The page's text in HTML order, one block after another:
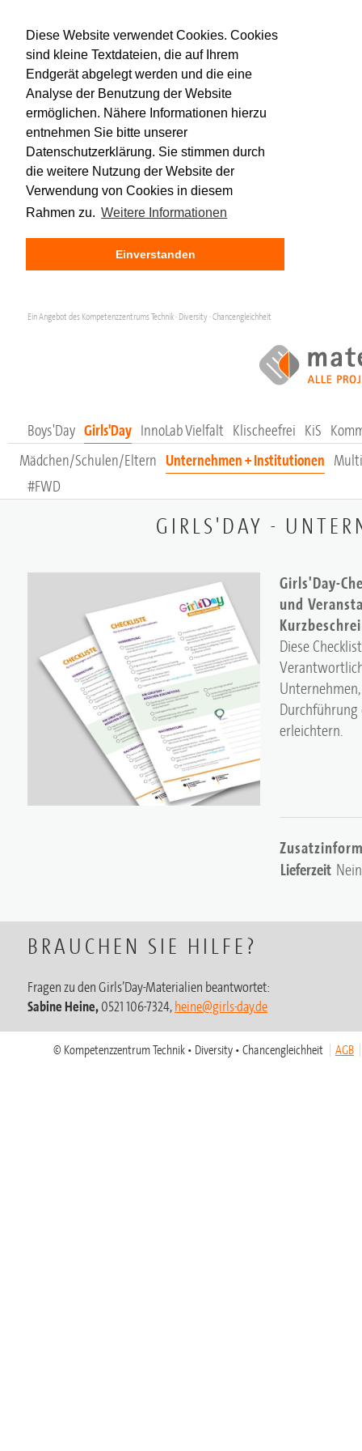
Diese Website verwendet Cookies. Cookies
sind kleine Textdateien, die auf Ihrem
Endgerät abgelegt werden und die eine
Analyse der Benutzung der Website
ermöglichen. Nähere Informationen hierzu
entnehmen Sie bitte unserer
Datenschutzerklärung. Sie stimmen durch
die weitere Nutzung der Website der
Verwendung von Cookies in diesem
Rahmen zu. Weitere Informationen
Einverstanden
Ein Angebot des Kompetenzzentrums Technik · Diversity · Chancengleichheit
Boys'Day Girls'Day
Mädchen/Schulen/Eltern Unternehmen + Institutionen
InnoLab Vielfalt Klischeefrei KiS
#FWD
GIRLS'DAY -
Girls'Day-
und
Diese
Durchführung
erleichtern.
Lieferzeit Nein
BRAUCHEN SIE HILFE?
Fragen zu den Girls’Day-Materialien beantwortet:
Sabine Heine,0521 106-7324,heine@girls-day.de
© Kompetenzzentrum Technik • Diversity • Chancengleichheit AGB